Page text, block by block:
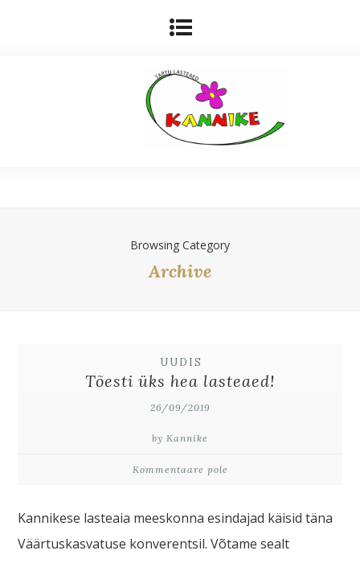
Browsing Category
Archive
UUDIS
Tõesti üks hea lasteaed!
26/09/2019
by Kannike
Kommentaare pole
Kannikese lasteaia meeskonna esindajad käisid täna
Väärtuskasvatuse konverentsil. Võtame sealt